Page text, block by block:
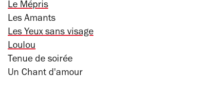
Le Mépris
Les Amants
Les Yeux sans visage
Loulou
Tenue de soirée
Un Chant d'amour